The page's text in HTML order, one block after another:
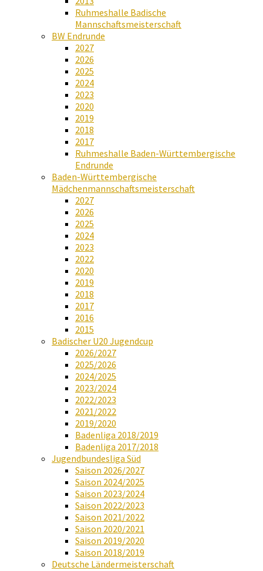
Ruhmeshalle Badische
Mannschaftsmeisterschaft
BW Endrunde
2027
2026
2025
2024
2023
2020
2019
2018
2017
Ruhmeshalle Baden-Württembergische
Endrunde
Baden-Württembergische
Mädchenmannschaftsmeisterschaft
2027
2026
2025
2024
2023
2022
2020
2019
2018
2017
2016
2015
Badischer U20 Jugendcup
2026/2027
2025/2026
2024/2025
2023/2024
2022/2023
2021/2022
2019/2020
Badenliga 2018/2019
Badenliga 2017/2018
Jugendbundesliga Süd
Saison 2026/2027
Saison 2024/2025
Saison 2023/2024
Saison 2022/2023
Saison 2021/2022
Saison 2020/2021
Saison 2019/2020
Saison 2018/2019
Deutsche Ländermeisterschaft